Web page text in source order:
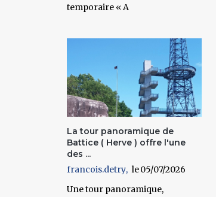
temporaire « A
La tour panoramique de
Battice ( Herve ) offre l'une
des ...
francois.detry
05/07/2026
Une tour panoramique,